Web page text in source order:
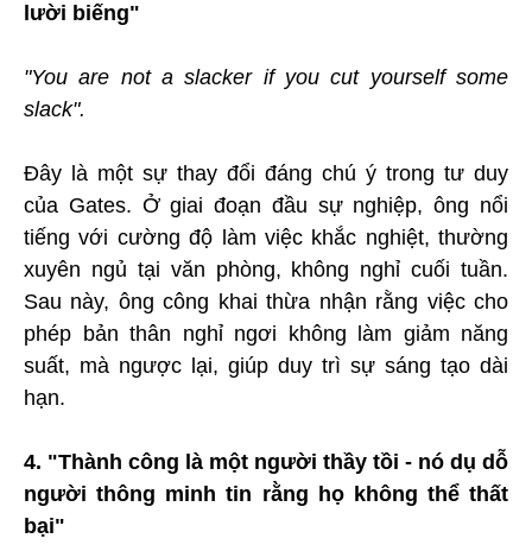
lười biếng"
"You are not a slacker if you cut yourself some
slack".
Đây là một sự thay đổi đáng chú ý trong tư duy
của Gates. Ở giai đoạn đầu sự nghiệp, ông nổi
tiếng với cường độ làm việc khắc nghiệt, thường
xuyên ngủ tại văn phòng, không nghỉ cuối tuần.
Sau này, ông công khai thừa nhận rằng việc cho
phép bản thân nghỉ ngơi không làm giảm năng
suất, mà ngược lại, giúp duy trì sự sáng tạo dài
hạn.
4. "Thành công là một người thầy tồi - nó dụ dỗ
người thông minh tin rằng họ không thể thất
bại"